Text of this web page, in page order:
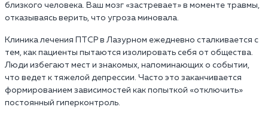
близкого человека. Ваш мозг «застревает» в моменте травмы,
отказываясь верить, что угроза миновала.
Клиника лечения ПТСР в Лазурном ежедневно сталкивается с
тем, как пациенты пытаются изолировать себя от общества.
Люди избегают мест и знакомых, напоминающих о событии,
что ведет к тяжелой депрессии. Часто это заканчивается
формированием зависимостей как попыткой «отключить»
постоянный гиперконтроль.